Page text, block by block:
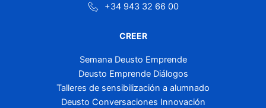
+34 943 32 66 00
CREER
Semana Deusto Emprende
Deusto Emprende Diálogos
Talleres de sensibilización a alumnado
Deusto Conversaciones Innovación